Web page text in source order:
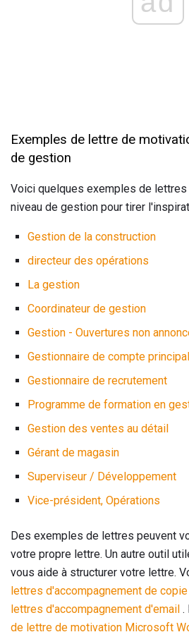
Exemples de lettre de
de gestion
Voici quelques exemples de
niveau de gestion pour tirer
Gestion de la construction
directeur des opérations
La gestion
Coordinateur de gestion
Gestion - Ouvertures non
Gestionnaire de compte principal
Gestionnaire de recrutement
Programme de formation en
Gestion des ventes au détail
Gérant de magasin
Superviseur / Développement
Vice-président, Opérations
Des exemples de lettres peuvent
votre propre lettre. Un autre outil
vous aide à structurer votre lettre.
lettres d'accompagnement de
lettres d'accompagnement d'email .
de lettre de motivation Microsoft